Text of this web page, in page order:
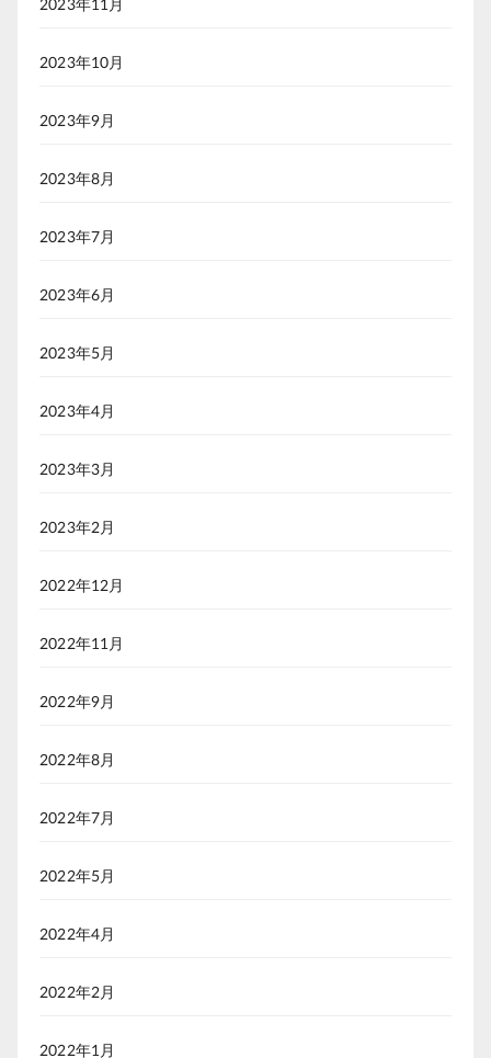
2023年11月
2023年10月
2023年9月
2023年8月
2023年7月
2023年6月
2023年5月
2023年4月
2023年3月
2023年2月
2022年12月
2022年11月
2022年9月
2022年8月
2022年7月
2022年5月
2022年4月
2022年2月
2022年1月